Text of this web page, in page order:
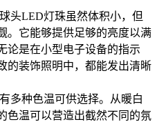
头LED灯珠虽然体积小，但
。它能够提供足够的亮度以满
论是在小型电子设备的指示
的装饰照明中，都能发出清晰
多种色温可供选择。从暖白
色温可以营造出截然不同的氛